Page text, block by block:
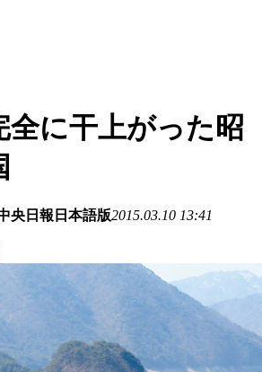
全に干上がった昭
央日報日本語版2015.03.10 13:41